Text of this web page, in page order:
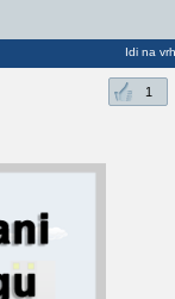
Idi na vrh
1